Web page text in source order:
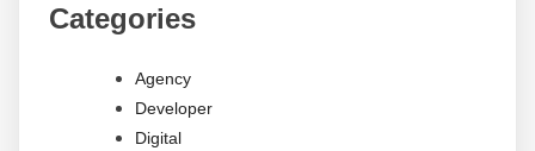
Categories
Agency
Developer
Digital